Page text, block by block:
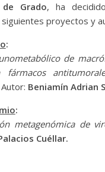
Grado, ha
proyectos y
:
de
fármacos
Autor: Beniamín Adrian
:
metagenómica de
Cuéllar.